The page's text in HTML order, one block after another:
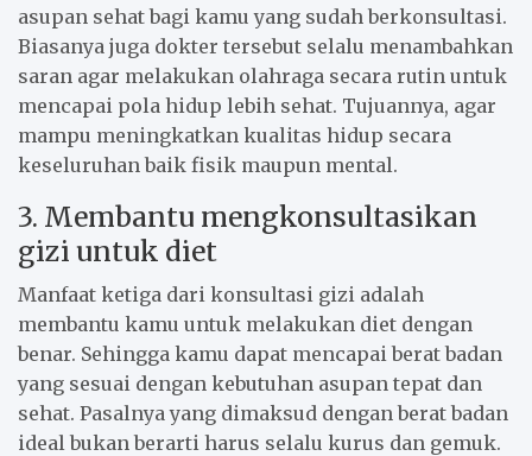
asupan sehat bagi kamu yang sudah berkonsultasi.
Biasanya juga dokter tersebut selalu menambahkan
saran agar melakukan olahraga secara rutin untuk
mencapai pola hidup lebih sehat. Tujuannya, agar
mampu meningkatkan kualitas hidup secara
keseluruhan baik fisik maupun mental.
3. Membantu mengkonsultasikan
gizi untuk diet
Manfaat ketiga dari konsultasi gizi adalah
membantu kamu untuk melakukan diet dengan
benar. Sehingga kamu dapat mencapai berat badan
yang sesuai dengan kebutuhan asupan tepat dan
sehat. Pasalnya yang dimaksud dengan berat badan
ideal bukan berarti harus selalu kurus dan gemuk.